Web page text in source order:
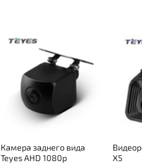
Камера заднего вида
Teyes AHD 1080p
X5